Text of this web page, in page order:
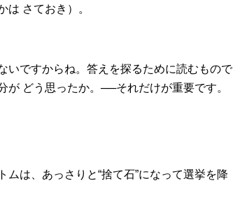
は さておき）。
いですからね。答えを探るために読むもので
が どう思ったか。──それだけが重要です。
ムは、あっさりと 捨て石 になって選挙を降